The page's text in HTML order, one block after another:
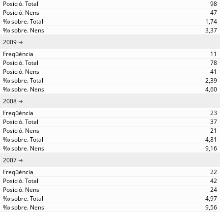
98
47
1,74
3,37
2009
11
78
41
2,39
4,60
2008
23
37
21
4,81
9,16
2007
22
42
24
4,97
9,56